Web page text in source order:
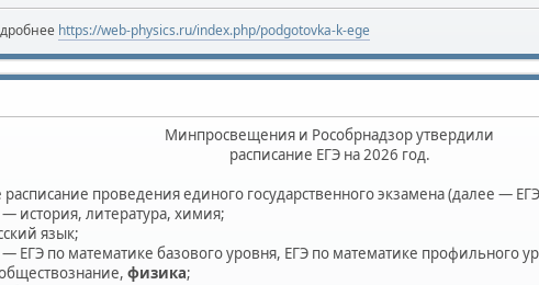
https://web-physics.ru/index.php/podgotovka-k-ege
Минпросвещения и Рособрнадзор утвердили
расписание ЕГЭ на 2026 год.
проведения единого государственного экзамена (далее —
история, литература, химия;
язык;
ЕГЭ по математике базового уровня, ЕГЭ по математике профильного
физика;